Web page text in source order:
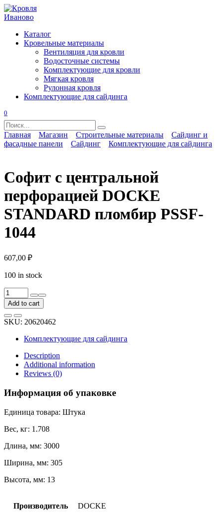
Перейти
к
Каталог
Кровельные материалы
Вентиляция для кровли
Водосточные системы
Комплектующие для кровли
Мягкая кровля
Рулонная кровля
Комплектующие для сайдинга
0
Search
for:
Главная Магазин Строительные материалы
Сайдинг и
фасадные панели
Сайдинг Комплектующие для сайдинга
Софит с центральной
перфорацией DOCKE
STANDARD пломбир PSSF-
1044
607,00 ₽
100 in stock
Софит
с
центральной
перфорацией
DOCKE
STANDARD
пломбир
PSSF-
1044
quantity
Add to cart
SKU: 20620462
Комплектующие для сайдинга
Description
Additional information
Reviews (0)
Информация об упаковке
Единица товара: Штука
Вес, кг: 1.708
Длина, мм: 3000
Ширина, мм: 305
Высота, мм: 13
Производитель DOCKE